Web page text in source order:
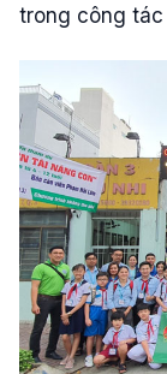
trong công tác